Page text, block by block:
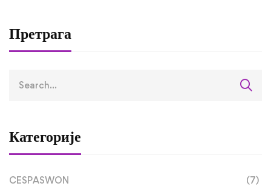
Претрага
Категорије
CESPASWON (7)